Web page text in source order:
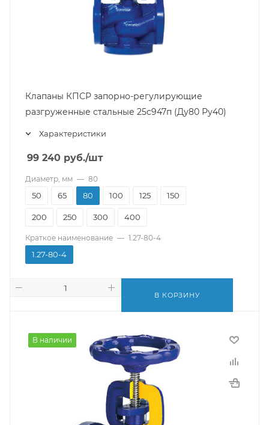
Клапаны КПСР запорно-регулирующие
разгруженные стальные 25с947п (Ду80 Ру40)
Характеристики
99 240 руб./шт
Диаметр, мм — 80
50 65 80 100 125 150
200 250 300 400
Краткое наименование — 1.27-80-4
1.27-80-4
В КОРЗИНУ
В наличии